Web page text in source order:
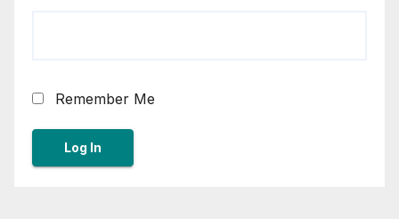
Remember Me